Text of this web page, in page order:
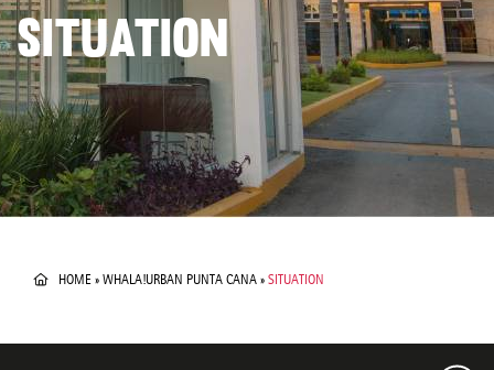
SITUATION
HOME » WHALA!URBAN PUNTA CANA » SITUATION